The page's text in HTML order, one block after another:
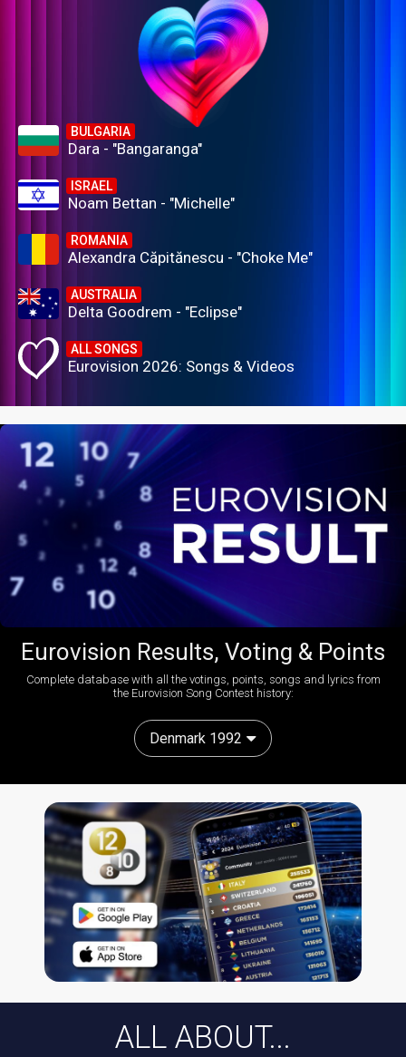
BULGARIA
Dara - "Bangaranga"
ISRAEL
Noam Bettan - "Michelle"
ROMANIA
Alexandra Căpitănescu - "Choke Me"
AUSTRALIA
Delta Goodrem - "Eclipse"
ALL SONGS
Eurovision 2026: Songs & Videos
Eurovision Results, Voting & Points
Complete database with all the votings, points, songs and lyrics from
the Eurovision Song Contest history:
Denmark 1992
ALL ABOUT...